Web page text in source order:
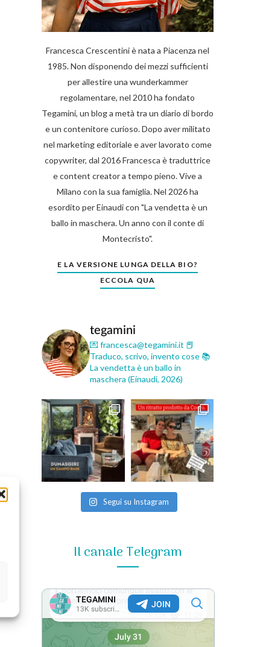
Francesca Crescentini è nata a Piacenza nel
1985. Non disponendo dei mezzi sufficienti
per allestire una wunderkammer
regolamentare, nel 2010 ha fondato
Tegamini, un blog a metà tra un diario di bordo
e un contenitore curioso. Dopo aver militato
nel marketing editoriale e aver lavorato come
copywriter, dal 2016 Francesca è traduttrice
e content creator a tempo pieno. Vive a
Milano con la sua famiglia. Nel 2026 ha
esordito per Einaudi con "La vendetta è un
ballo in maschera. Un anno con il conte di
Montecristo".
E LA VERSIONE LUNGA DELLA BIO?
ECCOLA QUA
tegamini
💌 francesca@tegamini.it 📕
Traduco, scrivo, invento cose 📚
La vendetta è un ballo in
maschera (Einaudi, 2026)
Segui su Instagram
Il canale Telegram